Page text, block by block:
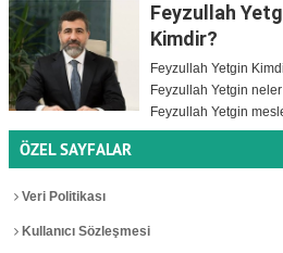
Feyzullah
Kimdir?
Feyzullah Yetgin
Feyzullah Yetgin neler
Feyzullah Yetgin
ÖZEL SAYFALAR
Veri Politikası
Kullanıcı Sözleşmesi